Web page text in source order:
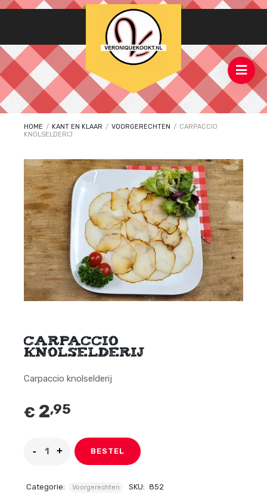
HOME / KANT EN KLAAR / VOORGERECHTEN / CARPACCIO
KNOLSELDERIJ
Carpaccio
knolselderij
Carpaccio knolselderij
€ 2,95
BESTEL
Categorie: Voorgerechten SKU: 852